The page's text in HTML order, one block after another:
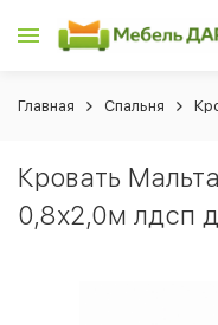
Главная Спальня
Кровать
0,8х2,0м лдсп